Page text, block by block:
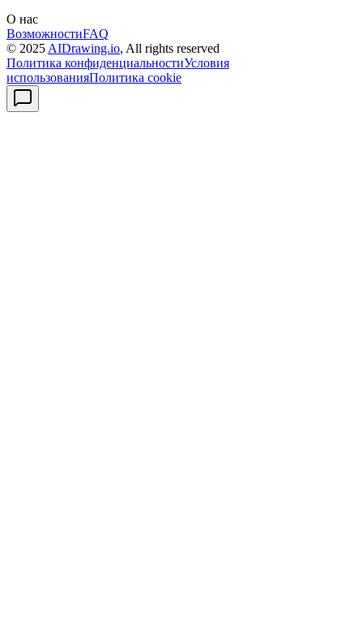
О нас
ВозможностиFAQ
© 2025 AIDrawing.io, All rights reserved
Политика конфиденциальностиУсловия
использованияПолитика cookie